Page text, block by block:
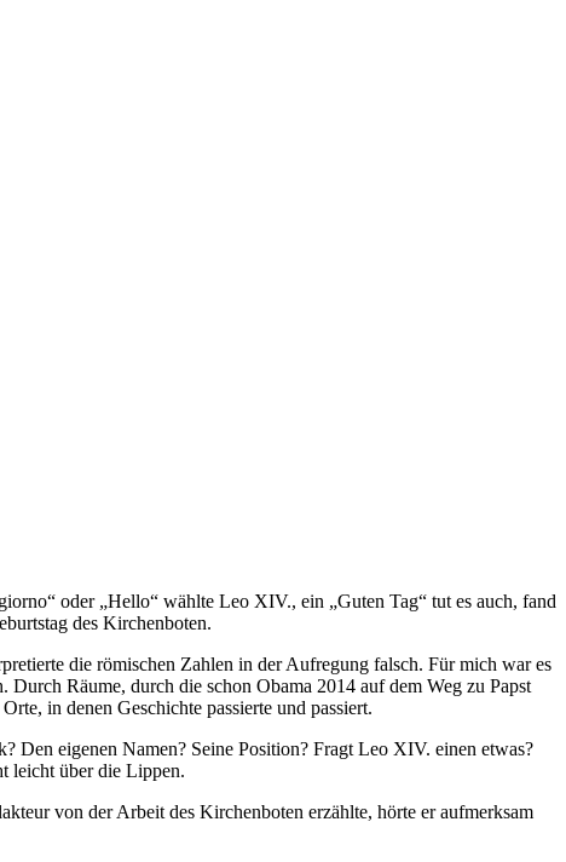
oder „Hello“ wählte Leo XIV., ein „Guten Tag“ tut es auch, fand
des Kirchenboten.
die römischen Zahlen in der Aufregung falsch. Für mich war es
Räume, durch die schon Obama 2014 auf dem Weg zu Papst
in denen Geschichte passierte und passiert.
Den eigenen Namen? Seine Position? Fragt Leo XIV. einen etwas?
leicht über die Lippen.
von der Arbeit des Kirchenboten erzählte, hörte er aufmerksam